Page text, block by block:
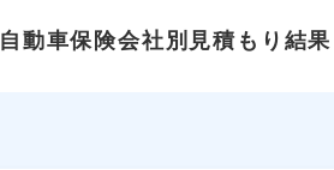
自動車保険会社別見積もり結果